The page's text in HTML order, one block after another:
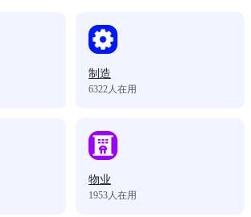
制造
6322 人在用
物业
1953 人在用